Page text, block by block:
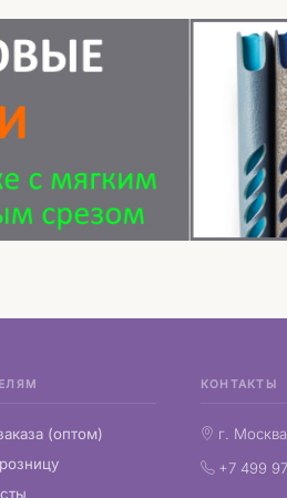
(оптом)
КОНТАКТЫ
г.
+7 499